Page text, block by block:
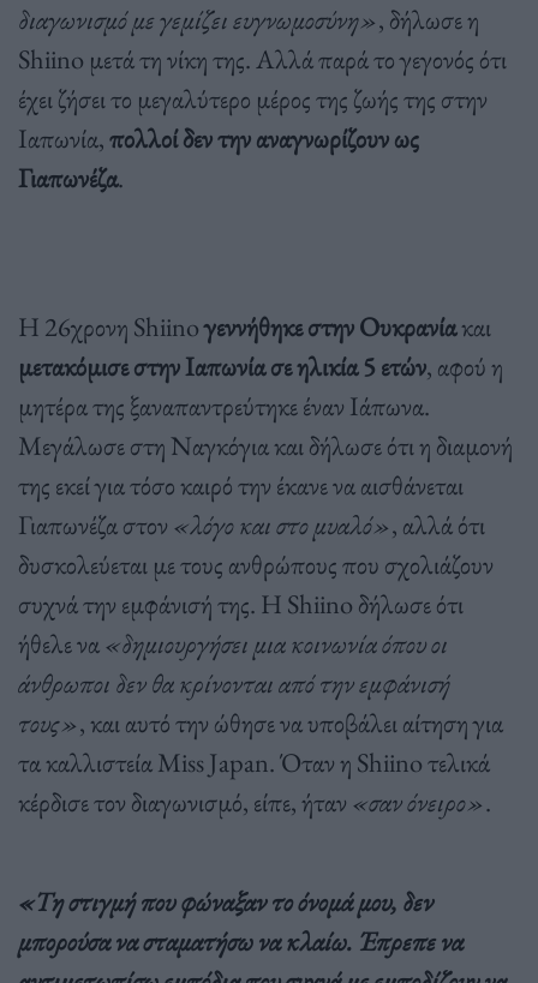
διαγωνισμό με γεμίζει ευγνωμοσύνη», δήλωσε η
Shiino μετά τη νίκη της. Αλλά παρά το γεγονός ότι
έχει ζήσει το μεγαλύτερο μέρος της ζωής της στην
Ιαπωνία,πολλοί δεν την αναγνωρίζουν ως
Γιαπωνέζα.
Η 26χρονη Shiinoγεννήθηκε στην Ουκρανίακαι
μετακόμισε στην Ιαπωνία σε ηλικία 5 ετών, αφού η
μητέρα της ξαναπαντρεύτηκε έναν Ιάπωνα.
Μεγάλωσε στη Ναγκόγια και δήλωσε ότι η διαμονή
της εκεί για τόσο καιρό την έκανε να αισθάνεται
Γιαπωνέζα στον «λόγο και στο μυαλό», αλλά ότι
δυσκολεύεται με τους ανθρώπους που σχολιάζουν
συχνά την εμφάνισή της. Η Shiino δήλωσε ότι
ήθελε να«δημιουργήσει μια κοινωνία όπου οι
άνθρωποι δεν θα κρίνονται από την εμφάνισή
τους», και αυτό την ώθησε να υποβάλει αίτηση για
τα καλλιστεία Miss Japan. Όταν η Shiino τελικά
κέρδισε τον διαγωνισμό, είπε, ήταν «σαν όνειρο».
«Τη στιγμή που φώναξαν το όνομά μου, δεν
μπορούσα να σταματήσω να κλαίω. Έπρεπε να